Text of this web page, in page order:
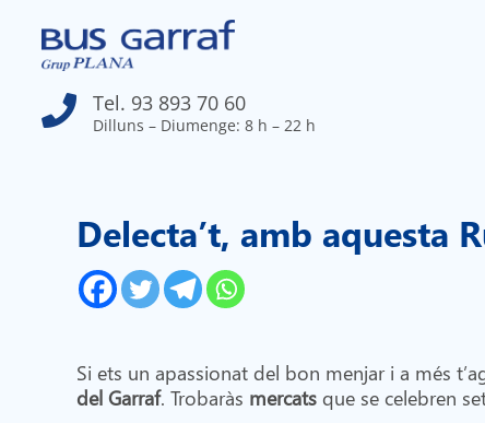
 Tel. 93 893 70 60
Dilluns – Diumenge: 8 h – 22 h
Delecta’t, amb aquesta
Si ets un apassionat del bon menjar i a més
del Garraf. Trobaràs mercatsque se celebren